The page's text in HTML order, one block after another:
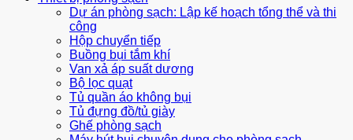
Dự án phòng sạch: Lập kế hoạch tổng thể và thi
công
Hộp chuyển tiếp
Buồng bụi tắm khí
Van xả áp suất dương
Bộ lọc quạt
Tủ quần áo không bụi
Tủ đựng đồ/tủ giày
Ghế phòng sạch